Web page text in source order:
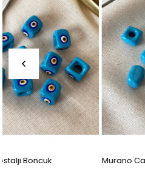
Murano Cam Boncuk